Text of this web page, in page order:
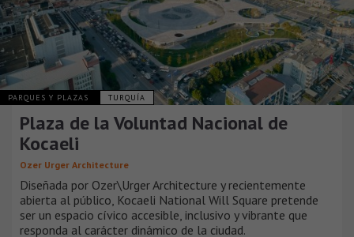
PARQUES Y PLAZAS TURQUÍA
Plaza de la Voluntad Nacional de
Kocaeli
Ozer Urger Architecture
Diseñada por Ozer\Urger Architecture y recientemente
abierta al público, Kocaeli National Will Square pretende
ser un espacio cívico accesible, inclusivo y vibrante que
responda al carácter dinámico de la ciudad.